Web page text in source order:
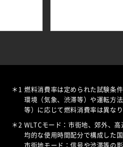
＊1
燃料消費率は定められた試験条
環境（気象、渋滞等）や運転方
等）に応じて燃料消費率は異なり
＊2 WLTCモード：市街地、郊外、
均的な使用時間配分で構成した
市街地モード：信号や渋滞等の